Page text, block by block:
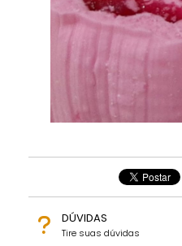
DÚVIDAS
Tire suas dúvidas